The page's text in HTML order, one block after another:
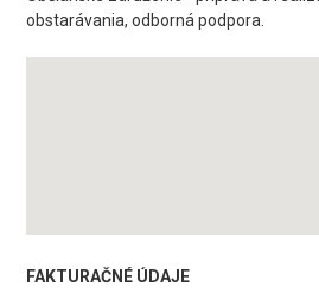
obstarávania, odborná podpora.
FAKTURAČNÉ ÚDAJE